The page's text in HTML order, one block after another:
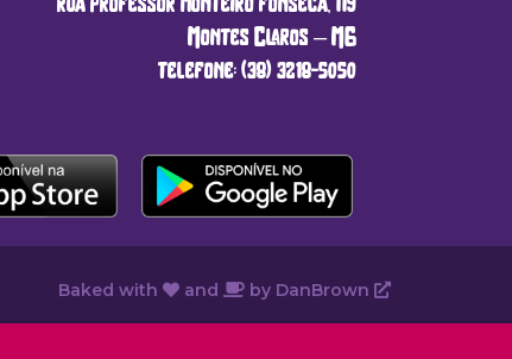
rua professor monteiro fonseca, 119
Montes Claros – MG
telefone: (38) 3218-5050
Baked with and by DanBrown